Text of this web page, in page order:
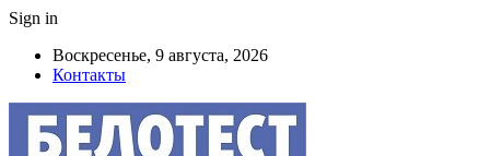
Sign in
Воскресенье, 9 августа, 2026
Контакты